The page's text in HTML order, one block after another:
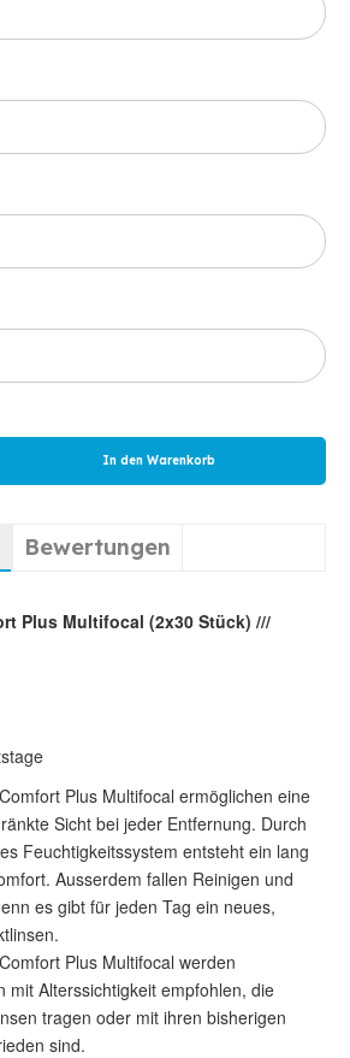
Bewertungen
Plus Multifocal (2x30 Stück) ///
Plus Multifocal ermöglichen eine
Sicht bei jeder Entfernung. Durch
Feuchtigkeitssystem entsteht ein lang
Ausserdem fallen Reinigen und
es gibt für jeden Tag ein neues,
Plus Multifocal werden
mit Alterssichtigkeit empfohlen, die
tragen oder mit ihren bisherigen
sind.